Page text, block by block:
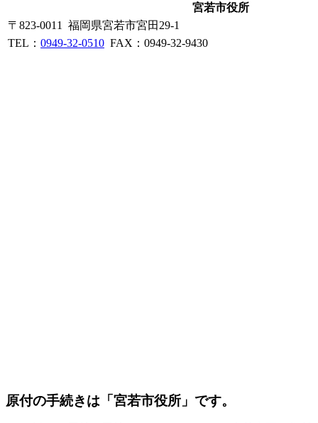
宮若市役所
〒823-0011 福岡県宮若市宮田29-1
TEL： 0949-32-0510 FAX：0949-32-9430
原付の手続きは「宮若市役所」です。